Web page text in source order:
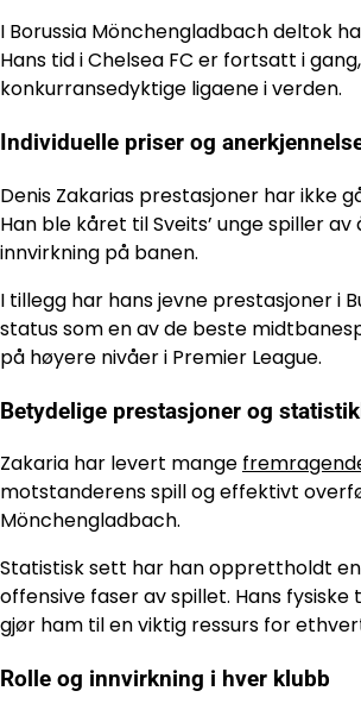
I Borussia Mönchengladbach deltok
Hans tid i Chelsea FC er fortsatt i
konkurransedyktige ligaene i verden.
Individuelle priser og
Denis Zakarias prestasjoner har ikke
Han ble kåret til Sveits’ unge spiller
innvirkning på banen.
I tillegg har hans jevne prestasjoner i
status som en av de beste
på høyere nivåer i Premier League.
Betydelige prestasjoner og
Zakaria har levert mange
motstanderens spill og effektivt
Mönchengladbach.
Statistisk sett har han opprettholdt
offensive faser av spillet. Hans
gjør ham til en viktig ressurs for
Rolle og innvirkning i hver klubb